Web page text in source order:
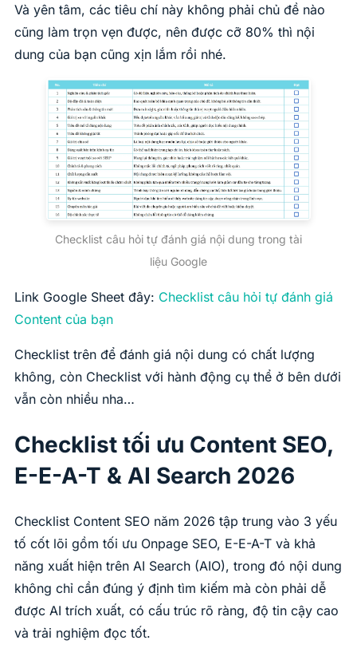
Và yên tâm, các tiêu chí này không phải chủ đề nào
cũng làm trọn vẹn được, nên được cỡ 80% thì nội
dung của bạn cũng xịn lắm rồi nhé.
Checklist câu hỏi tự đánh giá nội dung trong tài
liệu Google
Link Google Sheet đây: Checklist câu hỏi tự đánh giá
Content của bạn
Checklist trên để đánh giá nội dung có chất lượng
không, còn Checklist với hành động cụ thể ở bên dưới
vẫn còn nhiều nha…
Checklist tối ưu Content SEO,
E-E-A-T & AI Search 2026
Checklist Content SEO năm 2026 tập trung vào 3 yếu
tố cốt lõi gồm tối ưu Onpage SEO, E-E-A-T và khả
năng xuất hiện trên AI Search (AIO), trong đó nội dung
không chỉ cần đúng ý định tìm kiếm mà còn phải dễ
được AI trích xuất, có cấu trúc rõ ràng, độ tin cậy cao
và trải nghiệm đọc tốt.